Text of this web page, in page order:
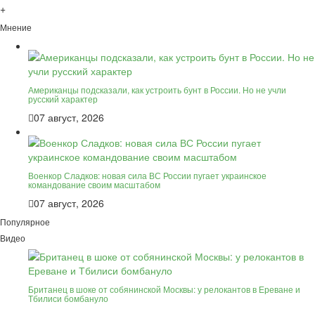
+
Мнение
Американцы подсказали, как устроить бунт в России. Но не учли
русский характер
07 август, 2026
Военкор Сладков: новая сила ВС России пугает украинское
командование своим масштабом
07 август, 2026
Популярное
Видео
Британец в шоке от собянинской Москвы: у релокантов в Ереване и
Тбилиси бомбануло